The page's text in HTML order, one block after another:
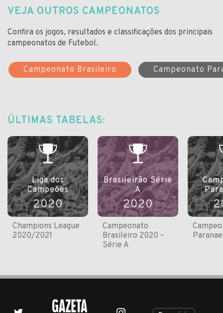
VEJA OUTROS CAMPEONATOS
Confira os jogos, resultados e classificações dos principais
campeonatos de Futebol.
Campeonato Brasileiro Campeonato
ÚLTIMAS TABELAS:
Liga dos
Campeões
2020
Champions League
2020/2021
Brasileirão Série
A
2020
Campeonato
Brasileiro 2020 –
Série A